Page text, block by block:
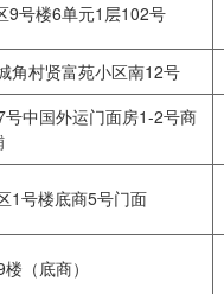
9号楼6单元1层102号
角村贤富苑小区南12号
中国外运门面房1-2号商
1号楼底商5号门面
（底商）